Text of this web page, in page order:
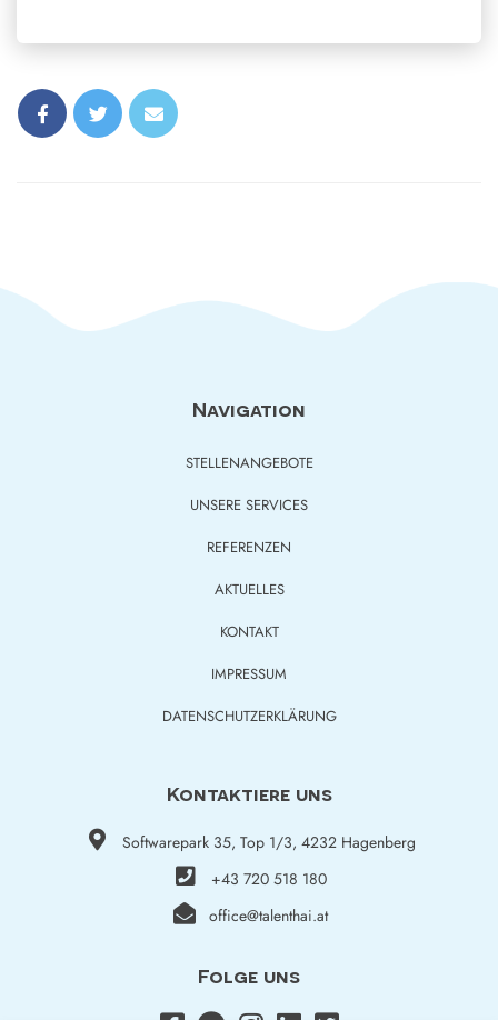
Navigation
STELLENANGEBOTE
UNSERE SERVICES
REFERENZEN
AKTUELLES
KONTAKT
IMPRESSUM
DATENSCHUTZERKLÄRUNG
Kontaktiere uns
Softwarepark 35, Top 1/3, 4232 Hagenberg
+43 720 518 180
office@talenthai.at
Folge uns